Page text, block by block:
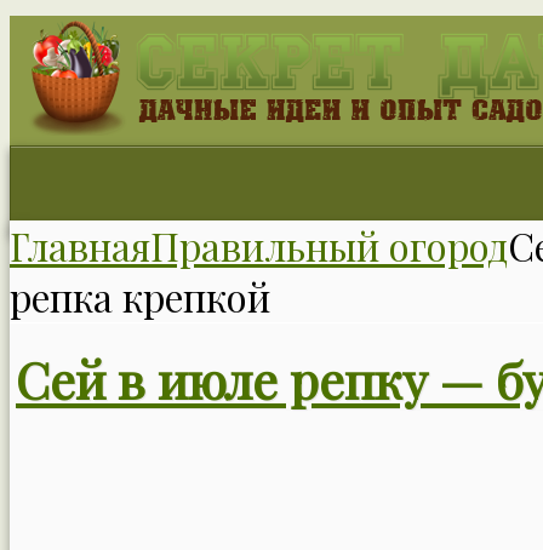
ГлавнаяПравильный огород
репка крепкой
Сей в июле репку —